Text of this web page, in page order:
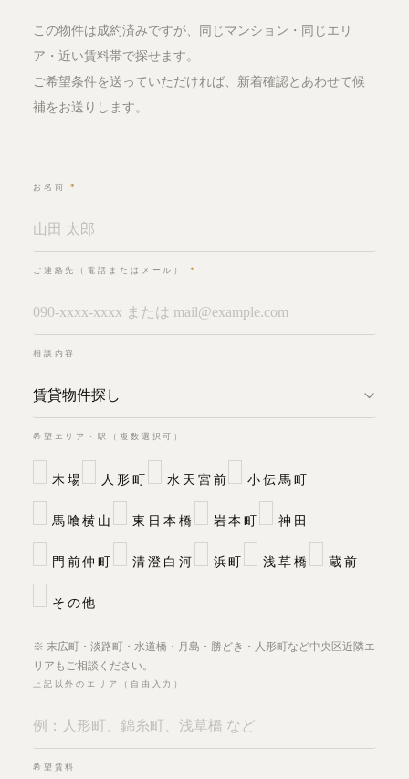
この物件は成約済みですが、同じマンション・同じエリ
ア・近い賃料帯で探せます。
ご希望条件を送っていただければ、新着確認とあわせて候
補をお送りします。
お名前*
ご連絡先（電話またはメール）*
相談内容
希望エリア・駅（複数選択可）
木場 人形町 水天宮前 小伝馬町
馬喰横山 東日本橋 岩本町 神田
門前仲町 清澄白河 浜町 浅草橋 蔵前
その他
※ 末広町・淡路町・水道橋・月島・勝どき・人形町など中央区近隣エ
リアもご相談ください。
上記以外のエリア（自由入力）
希望賃料